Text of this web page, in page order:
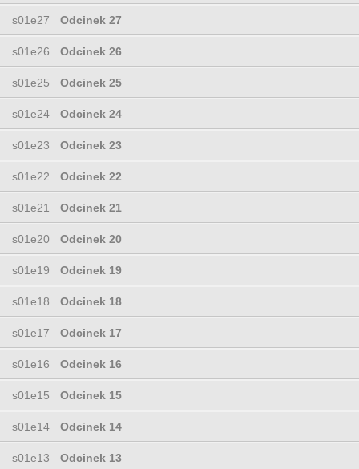
s01e27 Odcinek 27
s01e26 Odcinek 26
s01e25 Odcinek 25
s01e24 Odcinek 24
s01e23 Odcinek 23
s01e22 Odcinek 22
s01e21 Odcinek 21
s01e20 Odcinek 20
s01e19 Odcinek 19
s01e18 Odcinek 18
s01e17 Odcinek 17
s01e16 Odcinek 16
s01e15 Odcinek 15
s01e14 Odcinek 14
s01e13 Odcinek 13